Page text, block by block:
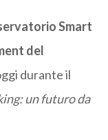
Smart
del
durante il
un futuro da